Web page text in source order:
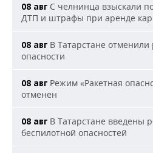
08 авг С челнинца взыскали
ДТП и штрафы при аренде
08 авг В Татарстане
опасности
08 авг Режим «Ракетная
отменен
08 авг В Татарстане введены
беспилотной опасностей